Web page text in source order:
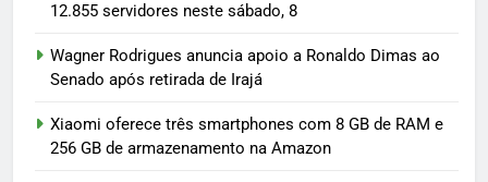
12.855 servidores neste sábado, 8
Wagner Rodrigues anuncia apoio a Ronaldo Dimas ao
Senado após retirada de Irajá
Xiaomi oferece três smartphones com 8 GB de RAM e
256 GB de armazenamento na Amazon